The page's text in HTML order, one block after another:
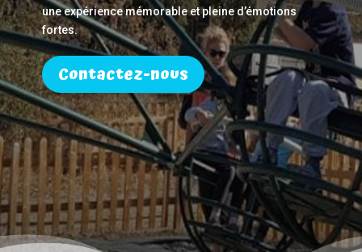
une expérience mémorable et pleine d’émotions
fortes.
Contactez-nous